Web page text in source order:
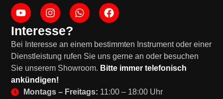
Interesse?
Bei Interesse an einem bestimmten Instrument oder einer
Dienstleistung rufen Sie uns gerne an oder besuchen
Sie unserem Showroom. Bitte immer telefonisch
ankündigen!
Montags – Freitags: 11:00 – 18:00 Uhr